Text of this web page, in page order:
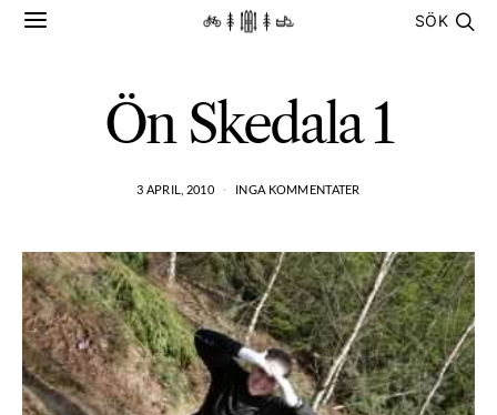
SÖK
Ön Skedala 1
3 APRIL, 2010 INGA KOMMENTATER